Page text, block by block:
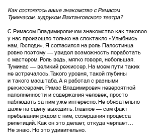
Как состоялось ваше знакомство с Римасом
Туминасом, худруком Вахтанговского театра?
С Римасом Владимировичем знакомство как таковое
у нас произошло только на спектакле «Улыбнись
нам, Господи». Я согласился на роль Палестинца
ровно поэтому — увидел возможность поработать
с мастером. Роль ведь, мягко говоря, небольшая.
Туминас — великий режиссер. На моем пути таких
не встречалось. Такого уровня, такой глубины
и такого масштаба. А я работал с разными
режиссерами. Римас Владимирович невероятной
наполненности и содержания человек, просто
наблюдать за ним уже интересно. Не обязательно
даже на сцену выходить. Главное — сам факт
пребывания рядом с ним, созерцания процесса
репетиций. Как он это делает, откуда черпает…
Не знаю. Но это удивительно.